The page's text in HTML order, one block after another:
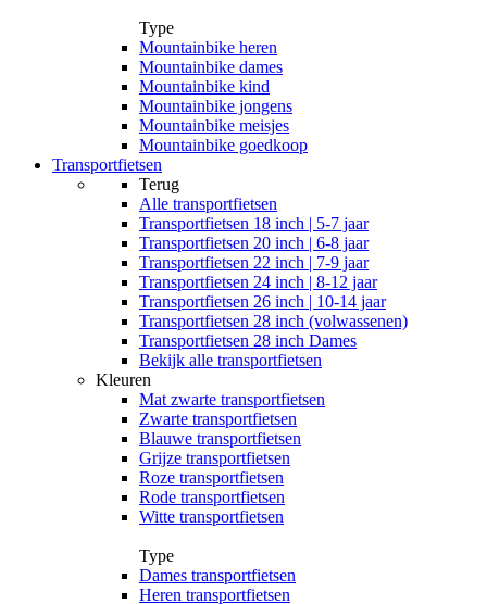
Type
Mountainbike heren
Mountainbike dames
Mountainbike kind
Mountainbike jongens
Mountainbike meisjes
Mountainbike goedkoop
Transportfietsen
Terug
Alle transportfietsen
Transportfietsen 18 inch | 5-7 jaar
Transportfietsen 20 inch | 6-8 jaar
Transportfietsen 22 inch | 7-9 jaar
Transportfietsen 24 inch | 8-12 jaar
Transportfietsen 26 inch | 10-14 jaar
Transportfietsen 28 inch (volwassenen)
Transportfietsen 28 inch Dames
Bekijk alle transportfietsen
Kleuren
Mat zwarte transportfietsen
Zwarte transportfietsen
Blauwe transportfietsen
Grijze transportfietsen
Roze transportfietsen
Rode transportfietsen
Witte transportfietsen
Type
Dames transportfietsen
Heren transportfietsen